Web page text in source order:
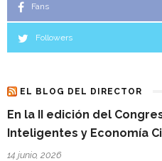
Fans
Followers
EL BLOG DEL DIRECTOR
En la II edición del
Inteligentes y Economía
14 junio, 2026